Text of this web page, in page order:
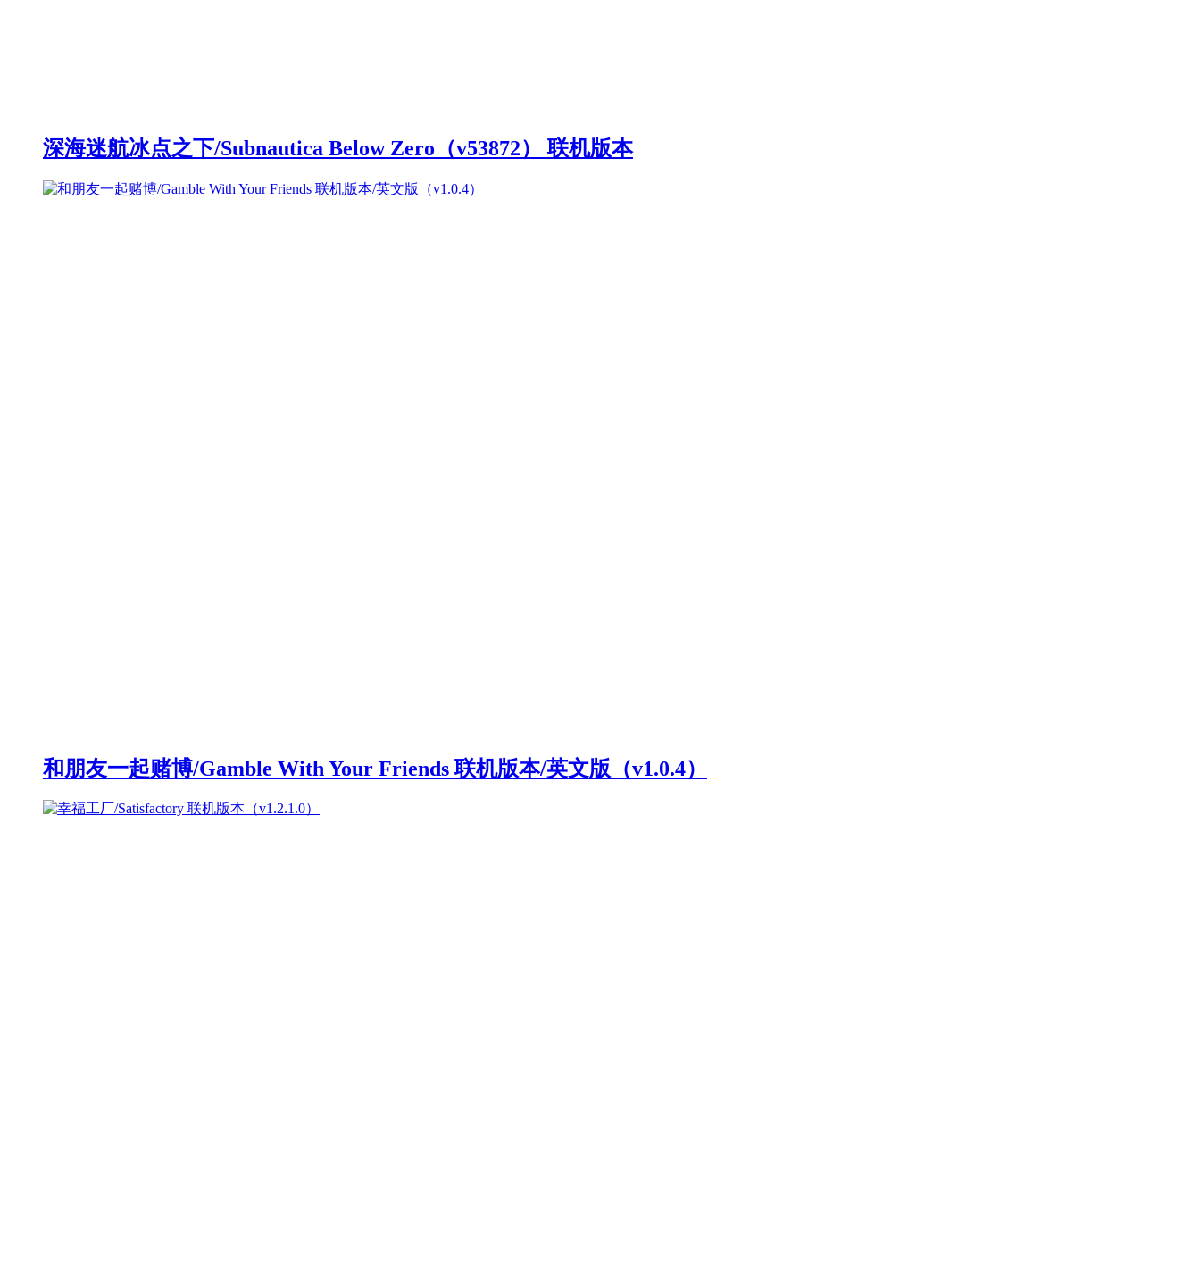
深海迷航冰点之下/Subnautica Below Zero（v53872） 联机版本
和朋友一起赌博/Gamble With Your Friends 联机版本/英文版（v1.0.4）